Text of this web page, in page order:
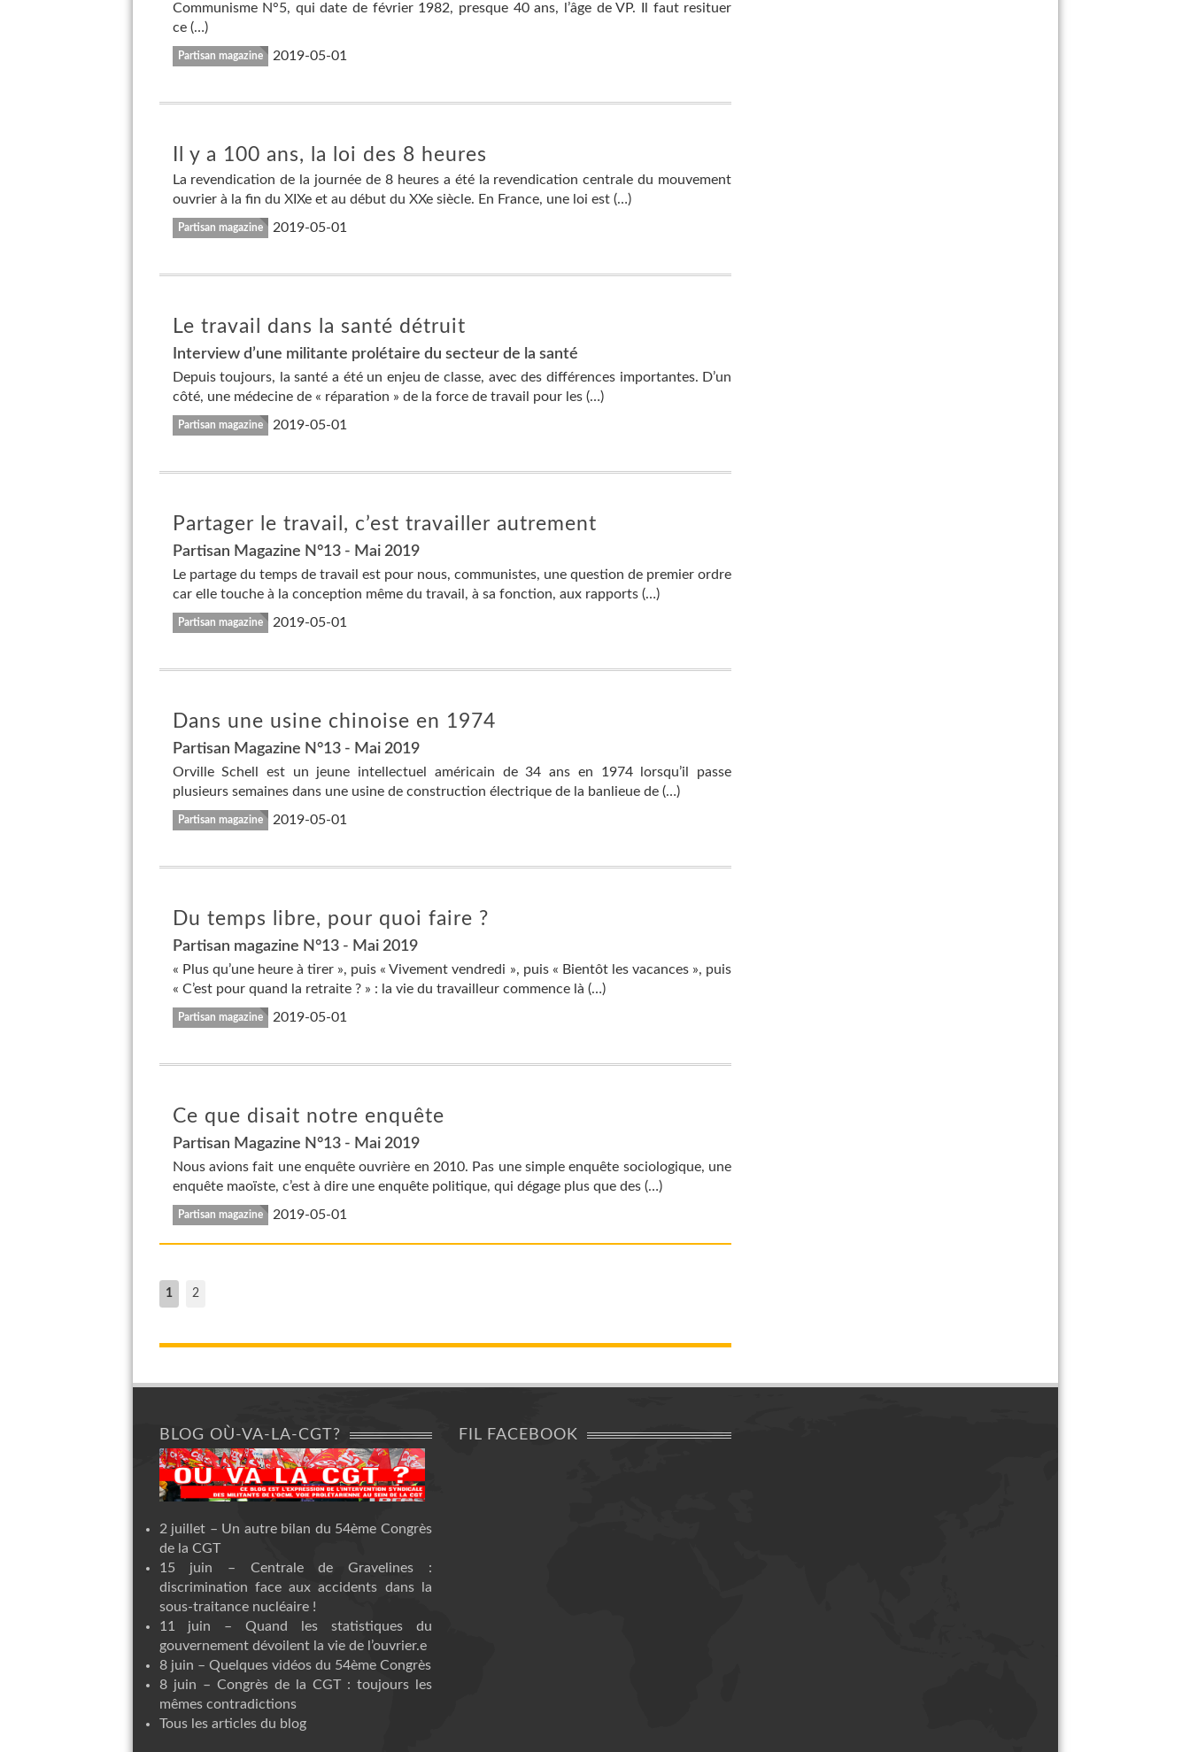
Communisme N°5, qui date de février 1982, presque 40 ans, l’âge de VP. Il faut resituer
ce (…)
Partisan magazine 2019-05-01
Il y a 100 ans, la loi des 8 heures
La revendication de la journée de 8 heures a été la revendication centrale du mouvement
ouvrier à la fin du XIXe et au début du XXe siècle. En France, une loi est (…)
Partisan magazine 2019-05-01
Le travail dans la santé détruit
Interview d’une militante prolétaire du secteur de la santé
Depuis toujours, la santé a été un enjeu de classe, avec des différences importantes. D’un
côté, une médecine de « réparation » de la force de travail pour les (…)
Partisan magazine 2019-05-01
Partager le travail, c’est travailler autrement
Partisan Magazine N°13 - Mai 2019
Le partage du temps de travail est pour nous, communistes, une question de premier ordre
car elle touche à la conception même du travail, à sa fonction, aux rapports (…)
Partisan magazine 2019-05-01
Dans une usine chinoise en 1974
Partisan Magazine N°13 - Mai 2019
Orville Schell est un jeune intellectuel américain de 34 ans en 1974 lorsqu’il passe
plusieurs semaines dans une usine de construction électrique de la banlieue de (…)
Partisan magazine 2019-05-01
Du temps libre, pour quoi faire ?
Partisan magazine N°13 - Mai 2019
« Plus qu’une heure à tirer », puis « Vivement vendredi », puis « Bientôt les vacances », puis
« C’est pour quand la retraite ? » : la vie du travailleur commence là (…)
Partisan magazine 2019-05-01
Ce que disait notre enquête
Partisan Magazine N°13 - Mai 2019
Nous avions fait une enquête ouvrière en 2010. Pas une simple enquête sociologique, une
enquête maoïste, c’est à dire une enquête politique, qui dégage plus que des (…)
Partisan magazine 2019-05-01
1 2
BLOG OÙ-VA-LA-CGT?
2 juillet – Un autre bilan du 54ème Congrès
de la CGT
15 juin – Centrale de Gravelines :
discrimination face aux accidents dans la
sous-traitance nucléaire !
11 juin – Quand les statistiques du
gouvernement dévoilent la vie de l’ouvrier.e
8 juin – Quelques vidéos du 54ème Congrès
8 juin – Congrès de la CGT : toujours les
mêmes contradictions
Tous les articles du blog
FIL FACEBOOK